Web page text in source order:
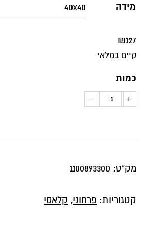
מידה
₪127
קיים במלאי
כמות
+
כמות
-
מק"ט: 1100893300
קטגוריות: פרחוני, קלאסי